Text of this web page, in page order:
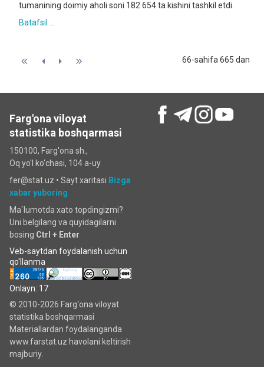
tumanining doimiy aholi soni 182 654 ta kishini tashkil etdi.
Batafsil ...
66-sahifa 665 dan
Farg'ona viloyat
statistika boshqarmasi
150100, Farg'ona sh.,
Oq yo'l ko‘chаsi, 104 a-uy
fer@stat.uz • Sayt xaritasi Bizga
xabar yuboring
Ma`lumotda xato topdingizmi?
Uni belgilang va quyidagilarni
bosing Ctrl + Enter
Veb-saytdan foydalanish uchun
qo'llanma
Onlayn: 17
© 2010-2026 Farg‘ona viloyat
statistika boshqarmasi
Materiallardan foydalanganda
www.farstat.uz havolani keltirish
majburiy.